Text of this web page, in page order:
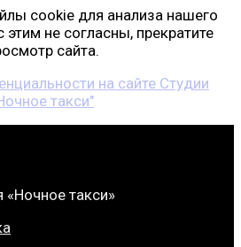
cookie для анализа нашего
не согласны, прекратите
сайта.
на сайте Студии
такси"
такси»